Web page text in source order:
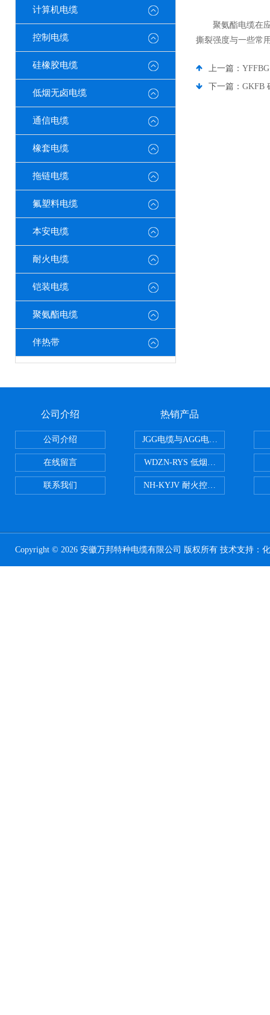
计算机电缆
控制电缆
硅橡胶电缆
低烟无卤电缆
通信电缆
橡套电缆
拖链电缆
氟塑料电缆
本安电缆
耐火电缆
铠装电缆
聚氨酯电缆
伴热带
聚氨酯电缆在应
撕裂强度与一些常
上一篇：
下一篇： GKFB
公司介绍
公司介绍
在线留言
联系我们
热销产品
JGG电缆与AGG电缆有什么区别
WDZN-RYS 低烟无卤耐火双绞线
NH-KYJV 耐火控制电缆
Copyright © 2026 安徽万邦特种电缆有限公司 版权所有 技术支持：